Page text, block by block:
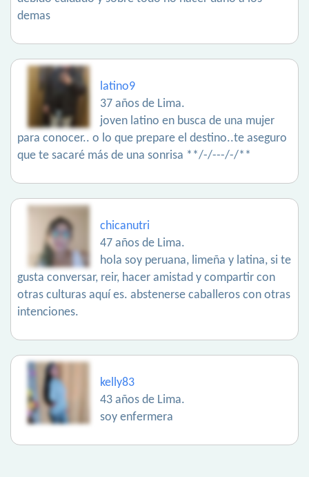
demas
latino9
37 años de Lima.
joven latino en busca de una mujer
para conocer.. o lo que prepare el destino..te aseguro
que te sacaré más de una sonrisa **/-/---/-/**
chicanutri
47 años de Lima.
hola soy peruana, limeña y latina, si te
gusta conversar, reir, hacer amistad y compartir con
otras culturas aquí es. abstenerse caballeros con otras
intenciones.
kelly83
43 años de Lima.
soy enfermera